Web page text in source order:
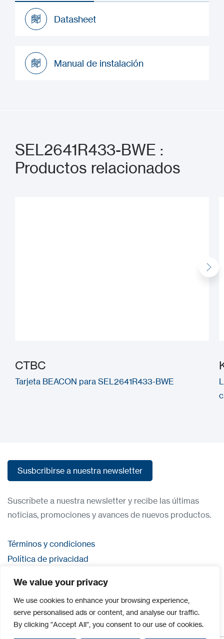
We value your privacy
We use cookies to enhance your browsing experience,
serve personalised ads or content, and analyse our traffic.
By clicking "Accept All", you consent to our use of cookies.
Datasheet
Manual de instalación
SEL2641R433-BWE :
Productos relacionados
CTBC
Tarjeta BEACON para SEL2641R433-BWE
Susbcribirse a nuestra newsletter
Suscríbete a nuestra newsletter y recibe las últimas
noticias, promociones y avances de nuevos productos.
Términos y condiciones
Política de privacidad
Iniciar sesión